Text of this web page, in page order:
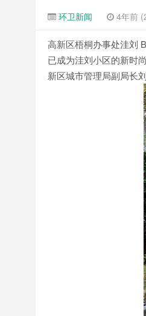
环卫新闻 4年前
高新区梧桐办事处洼刘
已成为洼刘小区的新时
新区城市管理局副局长